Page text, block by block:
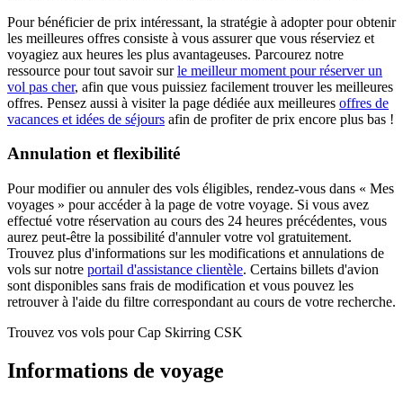
Pour bénéficier de prix intéressant, la stratégie à adopter pour obtenir
les meilleures offres consiste à vous assurer que vous réserviez et
voyagiez aux heures les plus avantageuses. Parcourez notre
ressource pour tout savoir surle meilleur moment pour réserver un
vol pas cher, afin que vous puissiez facilement trouver les meilleures
offres. Pensez aussi à visiter la page dédiée aux meilleures offres de
vacances et idées de séjours afin de profiter de prix encore plus bas !
Annulation et flexibilité
Pour modifier ou annuler des vols éligibles, rendez-vous dans « Mes
voyages » pour accéder à la page de votre voyage. Si vous avez
effectué votre réservation au cours des 24 heures précédentes, vous
aurez peut-être la possibilité d'annuler votre vol gratuitement.
Trouvez plus d'informations sur les modifications et annulations de
vols sur notre portail d'assistance clientèle. Certains billets d'avion
sont disponibles sans frais de modification et vous pouvez les
retrouver à l'aide du filtre correspondant au cours de votre recherche.
Trouvez vos vols pour Cap Skirring CSK
Informations de voyage